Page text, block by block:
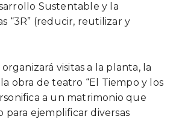
Sustentable y la
“3R” (reducir, reutilizar y
visitas a la planta, la
obra de teatro “El Tiempo y los
a un matrimonio que
para ejemplificar diversas